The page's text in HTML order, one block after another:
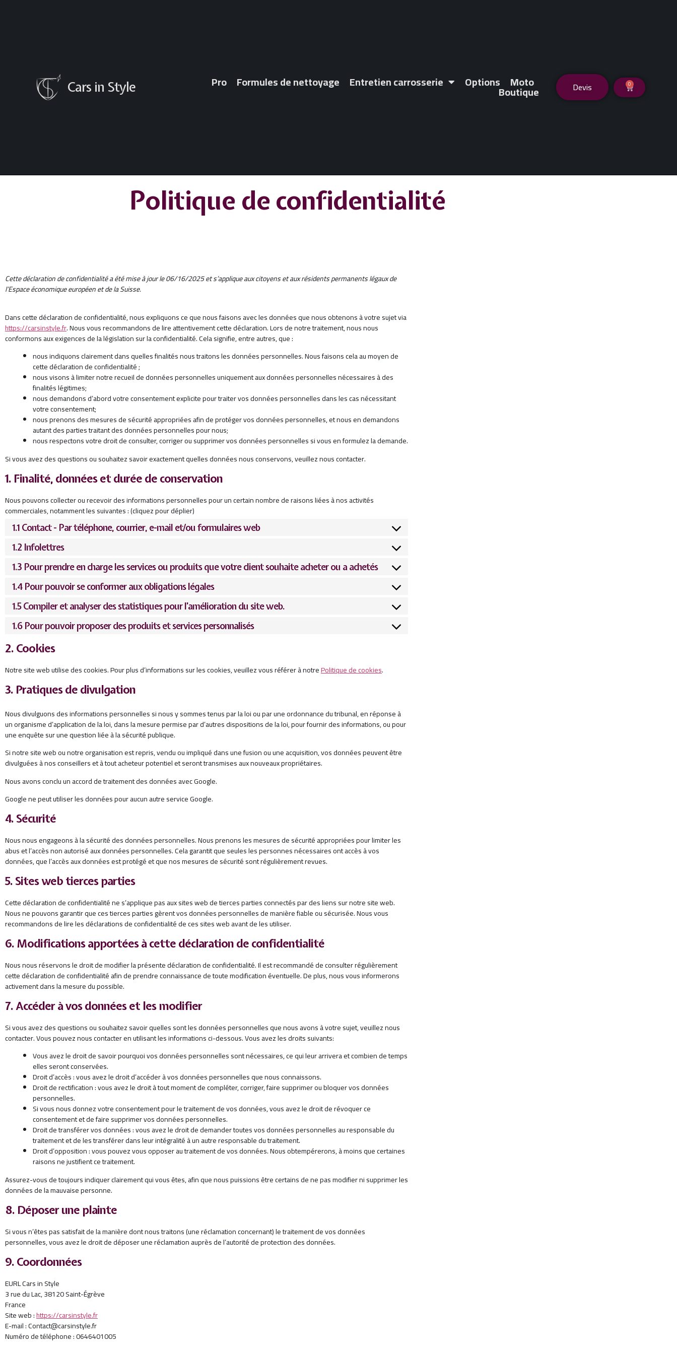
Cars in Style Pro Formules de nettoyage Entretien carrosserie Options Moto
Boutique Devis 0
Politique de confidentialité
Cette déclaration de confidentialité a été mise à jour le 06/16/2025 et s’applique aux citoyens et aux résidents permanents légaux de
l’Espace économique européen et de la Suisse.
Dans cette déclaration de confidentialité, nous expliquons ce que nous faisons avec les données que nous obtenons à votre sujet via
https://carsinstyle.fr. Nous vous recommandons de lire attentivement cette déclaration. Lors de notre traitement, nous nous
conformons aux exigences de la législation sur la confidentialité. Cela signifie, entre autres, que :
nous indiquons clairement dans quelles finalités nous traitons les données personnelles. Nous faisons cela au moyen de
cette déclaration de confidentialité ;
nous visons à limiter notre recueil de données personnelles uniquement aux données personnelles nécessaires à des
finalités légitimes;
nous demandons d’abord votre consentement explicite pour traiter vos données personnelles dans les cas nécessitant
votre consentement;
nous prenons des mesures de sécurité appropriées afin de protéger vos données personnelles, et nous en demandons
autant des parties traitant des données personnelles pour nous;
nous respectons votre droit de consulter, corriger ou supprimer vos données personnelles si vous en formulez la demande.
Si vous avez des questions ou souhaitez savoir exactement quelles données nous conservons, veuillez nous contacter.
1. Finalité, données et durée de conservation
Nous pouvons collecter ou recevoir des informations personnelles pour un certain nombre de raisons liées à nos activités
commerciales, notamment les suivantes : (cliquez pour déplier)
1.1 Contact - Par téléphone, courrier, e-mail et/ou formulaires web
1.2 Infolettres
1.3 Pour prendre en charge les services ou produits que votre client souhaite acheter ou a achetés
1.4 Pour pouvoir se conformer aux obligations légales
1.5 Compiler et analyser des statistiques pour l’amélioration du site web.
1.6 Pour pouvoir proposer des produits et services personnalisés
2. Cookies
Notre site web utilise des cookies. Pour plus d’informations sur les cookies, veuillez vous référer à notrePolitique de cookies.
3. Pratiques de divulgation
Nous divulguons des informations personnelles si nous y sommes tenus par la loi ou par une ordonnance du tribunal, en réponse à
un organisme d’application de la loi, dans la mesure permise par d’autres dispositions de la loi, pour fournir des informations, ou pour
une enquête sur une question liée à la sécurité publique.
Si notre site web ou notre organisation est repris, vendu ou impliqué dans une fusion ou une acquisition, vos données peuvent être
divulguées à nos conseillers et à tout acheteur potentiel et seront transmises aux nouveaux propriétaires.
Nous avons conclu un accord de traitement des données avec Google.
Google ne peut utiliser les données pour aucun autre service Google.
4. Sécurité
Nous nous engageons à la sécurité des données personnelles. Nous prenons les mesures de sécurité appropriées pour limiter les
abus et l’accès non autorisé aux données personnelles. Cela garantit que seules les personnes nécessaires ont accès à vos
données, que l’accès aux données est protégé et que nos mesures de sécurité sont régulièrement revues.
5. Sites web tierces parties
Cette déclaration de confidentialité ne s’applique pas aux sites web de tierces parties connectés par des liens sur notre site web.
Nous ne pouvons garantir que ces tierces parties gèrent vos données personnelles de manière fiable ou sécurisée. Nous vous
recommandons de lire les déclarations de confidentialité de ces sites web avant de les utiliser.
6. Modifications apportées à cette déclaration de confidentialité
Nous nous réservons le droit de modifier la présente déclaration de confidentialité. Il est recommandé de consulter régulièrement
cette déclaration de confidentialité afin de prendre connaissance de toute modification éventuelle. De plus, nous vous informerons
activement dans la mesure du possible.
7. Accéder à vos données et les modifier
Si vous avez des questions ou souhaitez savoir quelles sont les données personnelles que nous avons à votre sujet, veuillez nous
contacter. Vous pouvez nous contacter en utilisant les informations ci-dessous. Vous avez les droits suivants:
Vous avez le droit de savoir pourquoi vos données personnelles sont nécessaires, ce qui leur arrivera et combien de temps
elles seront conservées.
Droit d’accès : vous avez le droit d’accéder à vos données personnelles que nous connaissons.
Droit de rectification : vous avez le droit à tout moment de compléter, corriger, faire supprimer ou bloquer vos données
personnelles.
Si vous nous donnez votre consentement pour le traitement de vos données, vous avez le droit de révoquer ce
consentement et de faire supprimer vos données personnelles.
Droit de transférer vos données : vous avez le droit de demander toutes vos données personnelles au responsable du
traitement et de les transférer dans leur intégralité à un autre responsable du traitement.
Droit d’opposition : vous pouvez vous opposer au traitement de vos données. Nous obtempérerons, à moins que certaines
raisons ne justifient ce traitement.
Assurez-vous de toujours indiquer clairement qui vous êtes, afin que nous puissions être certains de ne pas modifier ni supprimer les
données de la mauvaise personne.
8. Déposer une plainte
Si vous n’êtes pas satisfait de la manière dont nous traitons (une réclamation concernant) le traitement de vos données
personnelles, vous avez le droit de déposer une réclamation auprès de l’autorité de protection des données.
9. Coordonnées
EURL Cars in Style
3 rue du Lac, 38120 Saint-Égrève
France
Site web :https://carsinstyle.fr
E-mail :Contact@carsinstyle.fr
Numéro de téléphone : 0646401005